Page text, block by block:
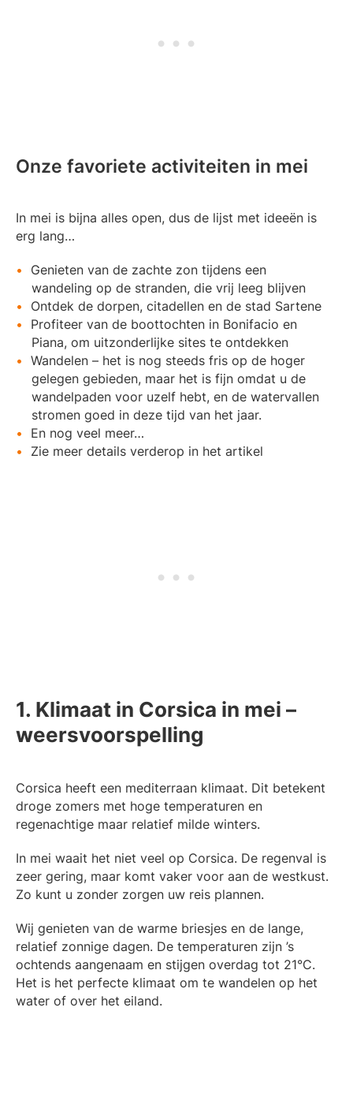
Onze favoriete activiteiten in mei
In mei is bijna alles open, dus de lijst met ideeën is
erg lang…
Genieten van de zachte zon tijdens een
wandeling op de stranden, die vrij leeg blijven
Ontdek de dorpen, citadellen en de stad Sartene
Profiteer van de boottochten in Bonifacio en
Piana, om uitzonderlijke sites te ontdekken
Wandelen – het is nog steeds fris op de hoger
gelegen gebieden, maar het is fijn omdat u de
wandelpaden voor uzelf hebt, en de watervallen
stromen goed in deze tijd van het jaar.
En nog veel meer…
Zie meer details verderop in het artikel
1. Klimaat in Corsica in mei –
weersvoorspelling
Corsica heeft een mediterraan klimaat. Dit betekent
droge zomers met hoge temperaturen en
regenachtige maar relatief milde winters.
In mei waait het niet veel op Corsica. De regenval is
zeer gering, maar komt vaker voor aan de westkust.
Zo kunt u zonder zorgen uw reis plannen.
Wij genieten van de warme briesjes en de lange,
relatief zonnige dagen. De temperaturen zijn ’s
ochtends aangenaam en stijgen overdag tot 21°C.
Het is het perfecte klimaat om te wandelen op het
water of over het eiland.